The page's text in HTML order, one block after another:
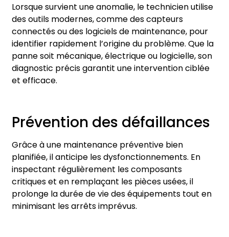
Lorsque survient une anomalie, le technicien utilise
des outils modernes, comme des capteurs
connectés ou des logiciels de maintenance, pour
identifier rapidement l’origine du problème. Que la
panne soit mécanique, électrique ou logicielle, son
diagnostic précis garantit une intervention ciblée
et efficace.
Prévention des défaillances
Grâce à une maintenance préventive bien
planifiée, il anticipe les dysfonctionnements. En
inspectant régulièrement les composants
critiques et en remplaçant les pièces usées, il
prolonge la durée de vie des équipements tout en
minimisant les arrêts imprévus.